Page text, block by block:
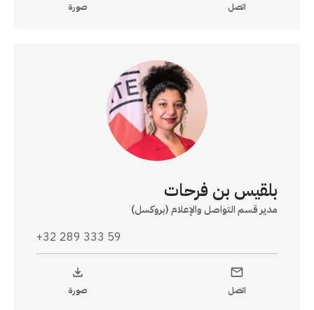
اتصل صورة
بلقيس بن فرحات
مدير قسم التواصل والإعلام (بروكسل)
+32 289 333 59
اتصل صورة